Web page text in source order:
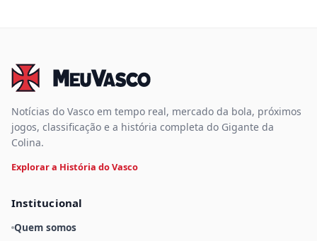
Notícias do Vasco em tempo real, mercado da bola, próximos
jogos, classificação e a história completa do Gigante da
Colina.
Explorar a História do Vasco
Institucional
Quem somos